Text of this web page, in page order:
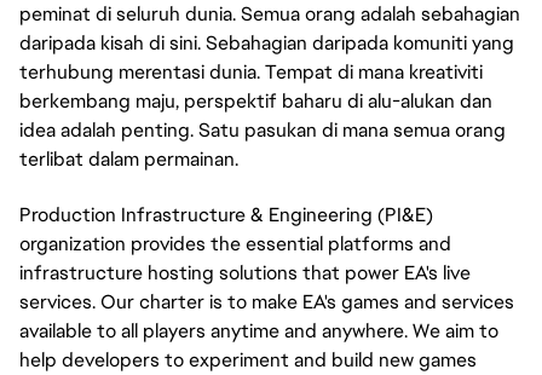
peminat di seluruh dunia. Semua orang adalah sebahagian
daripada kisah di sini. Sebahagian daripada komuniti yang
terhubung merentasi dunia. Tempat di mana kreativiti
berkembang maju, perspektif baharu di alu-alukan dan
idea adalah penting. Satu pasukan di mana semua orang
terlibat dalam permainan.
Production Infrastructure & Engineering (PI&E)
organization provides the essential platforms and
infrastructure hosting solutions that power EA's live
services. Our charter is to make EA's games and services
available to all players anytime and anywhere. We aim to
help developers to experiment and build new games